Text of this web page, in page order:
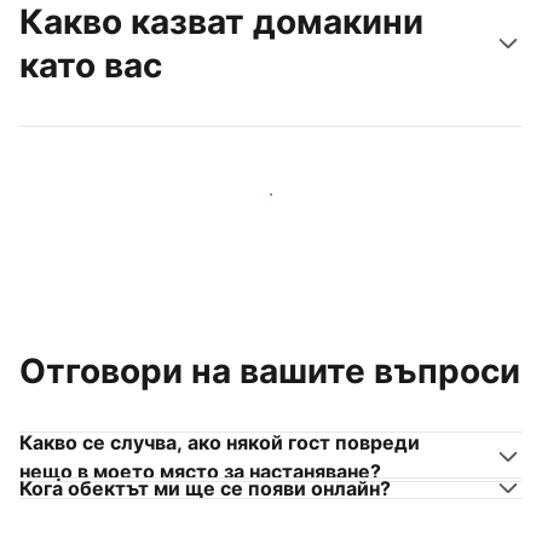
Какво казват домакини
като вас
Отговори на вашите въпроси
Какво се случва, ако някой гост повреди
нещо в моето място за настаняване?
Кога обектът ми ще се появи онлайн?